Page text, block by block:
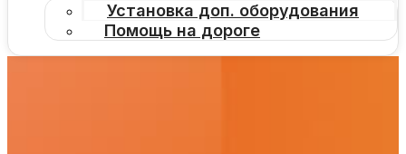
Установка доп. оборудования
Помощь на дороге